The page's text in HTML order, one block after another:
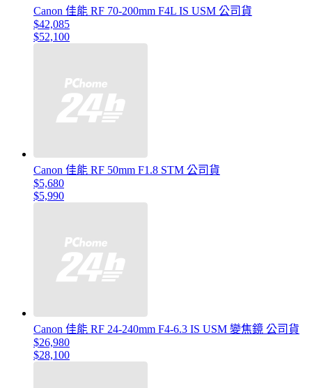
Canon 佳能 RF 70-200mm F4L IS USM 公司貨
$42,085
$52,100
Canon 佳能 RF 50mm F1.8 STM 公司貨
$5,680
$5,990
Canon 佳能 RF 24-240mm F4-6.3 IS USM 變焦鏡 公司貨
$26,980
$28,100